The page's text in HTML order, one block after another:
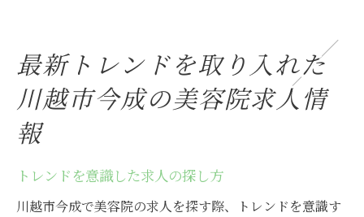
最新トレンドを取り入れた
川越市今成の美容院求人情
報
トレンドを意識した求人の探し方
川越市今成で美容院の求人を探す際、トレンドを意識す